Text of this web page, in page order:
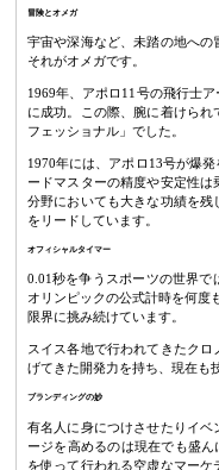
冒険とオメガ
宇宙や深海など、未踏の地への
それがオメガです。
1969年、アポロ11号の飛行士
に成功。この際、腕に着けら
フェッショナル」でした。
1970年には、アポロ13号が爆
ードマスターの精度や安定性
分野においても大きな功績を
をリードしています。
オフィシャルタイマー
0.01秒を争うスポーツの世界で
オリンピックの公式計時を何度
限界に挑み続けています。
スイス各地で行われてきたク
げてきた開発力を持ち、現在も
ブランディングの妙
有名人に身につけさせたりイベ
ージを高めるのは現在でも盛
を使って行われる空虚なマー